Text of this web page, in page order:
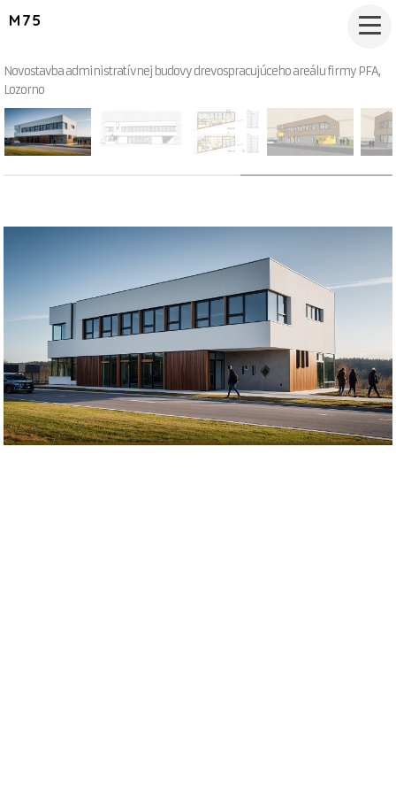
M75
Novostavba administratívnej budovy drevospracujúceho areálu firmy PFA,
Lozorno